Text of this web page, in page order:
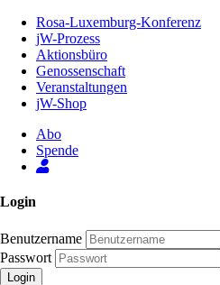
Inhalt
Seite
Rosa-Luxemburg-Konferenz
jW-Prozess
Aktionsbüro
Genossenschaft
Veranstaltungen
jW-Shop
Abo
Spende
Login
Benutzername
Passwort
Login